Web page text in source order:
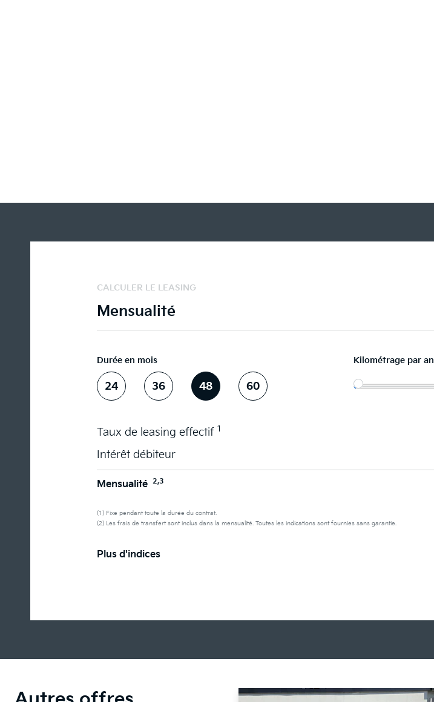
CALCULER LE LEASING
Mensualité
Durée en mois
24 36 48 60
Kilométrage par an
Taux de leasing effectif 1
Intérêt débiteur
Mensualité 2,3
(1) Fixe pendant toute la durée du contrat.
(2) Les frais de transfert sont inclus dans la mensualité. Toutes les indications sont fournies sans garantie.
Plus d'indices